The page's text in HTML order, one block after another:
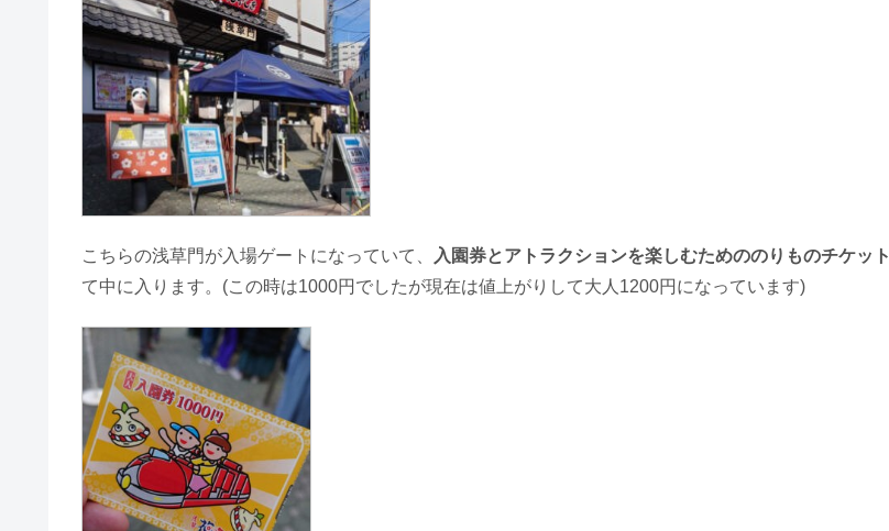
こちらの浅草門が入場ゲートになっていて、 入園券とアトラクションを楽しむためののりものチケット
て中に入ります。(この時は1000円でしたが現在は値上がりして大人1200円になっています)